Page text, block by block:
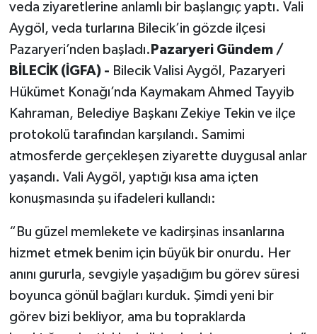
veda ziyaretlerine anlamlı bir başlangıç yaptı. Vali
Aygöl, veda turlarına Bilecik’in gözde ilçesi
Pazaryeri’nden başladı. Pazaryeri Gündem /
BİLECİK (İGFA) - Bilecik Valisi Aygöl, Pazaryeri
Hükümet Konağı’nda Kaymakam Ahmed Tayyib
Kahraman, Belediye Başkanı Zekiye Tekin ve ilçe
protokolü tarafından karşılandı. Samimi
atmosferde gerçekleşen ziyarette duygusal anlar
yaşandı. Vali Aygöl, yaptığı kısa ama içten
konuşmasında şu ifadeleri kullandı:
“Bu güzel memlekete ve kadirşinas insanlarına
hizmet etmek benim için büyük bir onurdu. Her
anını gururla, sevgiyle yaşadığım bu görev süresi
boyunca gönül bağları kurduk. Şimdi yeni bir
görev bizi bekliyor, ama bu topraklarda